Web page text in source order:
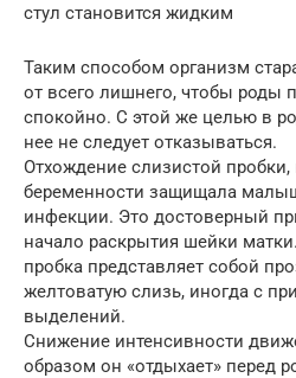
стул становится жидким
Таким способом организм
от всего лишнего, чтобы роды
спокойно. С этой же целью в
нее не следует отказываться.
Отхождение слизистой пробки,
беременности защищала
инфекции. Это достоверный
начало раскрытия шейки
пробка представляет собой
желтоватую слизь, иногда с
выделений.
Снижение интенсивности
образом он «отдыхает» перед